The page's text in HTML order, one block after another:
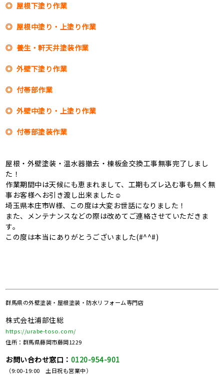
◎ 屋根下塗り作業
◎ 屋根中塗り・上塗り作業
◎ 養生・軒天井塗装作業
◎ 外壁下塗り作業
◎ 付帯部作業
◎ 外壁中塗り・上塗り作業
◎ 付帯部塗装作業
屋根・外壁塗装・温水器撤去・棟板金交換工事無事完了しまし
た！
作業期間中は天候にも恵まれまして、工期もズレ込む事も無く無
事お客様へお引き渡し出来ました☺
埼玉県本庄市W様、この度は大変お世話になりました！
また、メンテナンスなどの際は改めてご連絡させていただきま
す。
この度は本当にありがとうございました(#^^#)
群馬県の外壁塗装・屋根塗装・防水リフォーム専門店
株式会社浦部住総
https://urabe-toso.com/
住所：群馬県藤岡市藤岡1229
お問い合わせ窓口： 0120-954-901
（9:00-19:00 土日祝も営業中）